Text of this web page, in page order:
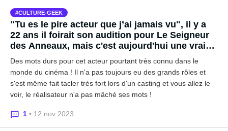
CULTURE-GEEK
"Tu es le pire acteur que j’ai jamais vu", il y a
22 ans il foirait son audition pour Le Seigneur
des Anneaux, mais c'est aujourd'hui une vraie
star à Hollywood
Des mots durs pour cet acteur pourtant très connu dans le
monde du cinéma ! Il n'a pas toujours eu des grands rôles et
s'est même fait tacler très fort lors d'un casting et vous allez le
voir, le réalisateur n'a pas mâché ses mots !
1 • 12 nov 2023